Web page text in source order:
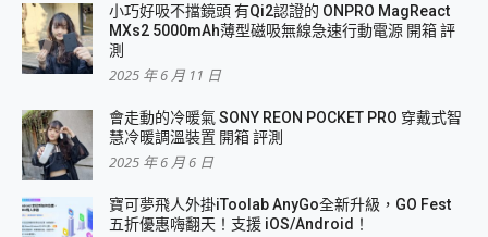
小巧好吸不擋鏡頭 有Qi2認證的 ONPRO MagReact
MXs2 5000mAh薄型磁吸無線急速行動電源 開箱 評
測
2025 年 6 月 11 日
會走動的冷暖氣 SONY REON POCKET PRO 穿戴式智
慧冷暖調溫裝置 開箱 評測
2025 年 6 月 6 日
寶可夢飛人外掛iToolab AnyGo全新升級，GO Fest
五折優惠嗨翻天！支援 iOS/Android！